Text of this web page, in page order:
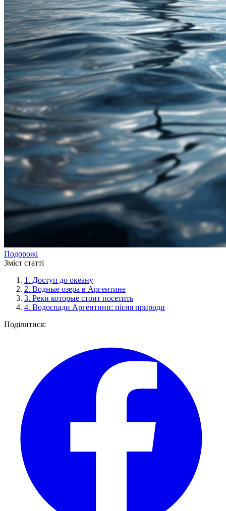
Подорожі
Зміст статті
1. Доступ до океану
2. Водные озера в Аргентине
3. Реки которые стоит посетить
4. Водоспади Аргентини: пісня природи
Поділитися: